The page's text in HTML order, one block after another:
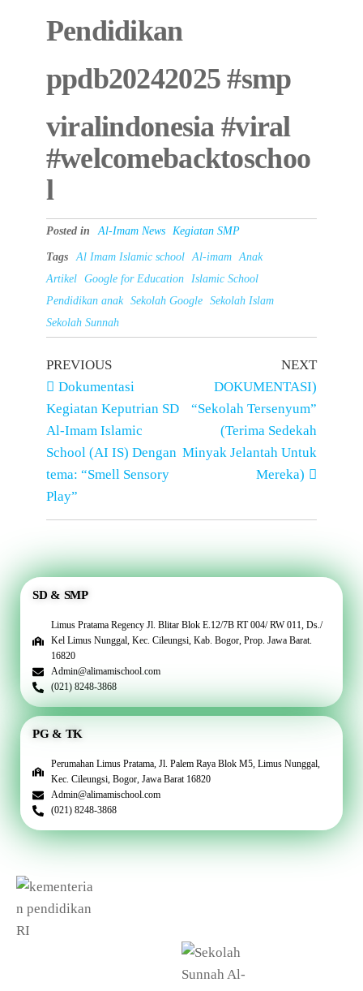
Pendidikan
ppdb20242025 #smp
viralindonesia #viral
#welcomebacktoschoo
l
Posted in Al-Imam News Kegiatan SMP
Tags Al Imam Islamic school Al-imam Anak
Artikel
Google for Education
Islamic School
Pendidikan anak
Sekolah Google
Sekolah Islam
Sekolah Sunnah
PREVIOUS
Dokumentasi
Kegiatan Keputrian SD
Al-Imam Islamic
School (AI IS) Dengan
tema: “Smell Sensory
Play”
NEXT
DOKUMENTASI)
“Sekolah Tersenyum”
(Terima Sedekah
Minyak Jelantah Untuk
Mereka)
SD & SMP
Limus Pratama Regency Jl. Blitar Blok E.12/7B RT 004/ RW 011, Ds./
Kel Limus Nunggal, Kec. Cileungsi, Kab. Bogor, Prop. Jawa Barat.
16820
Admin@alimamischool.com
(021) 8248-3868
PG & TK
Perumahan Limus Pratama, Jl. Palem Raya Blok M5, Limus Nunggal,
Kec. Cileungsi, Bogor, Jawa Barat 16820
Admin@alimamischool.com
(021) 8248-3868